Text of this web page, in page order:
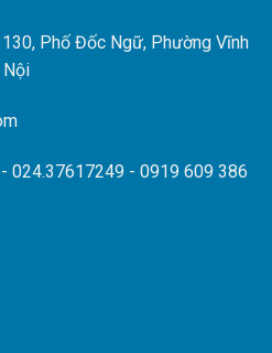
Phố Đốc Ngữ, Phường Vĩnh
Nội
024.37617249 - 0919 609 386